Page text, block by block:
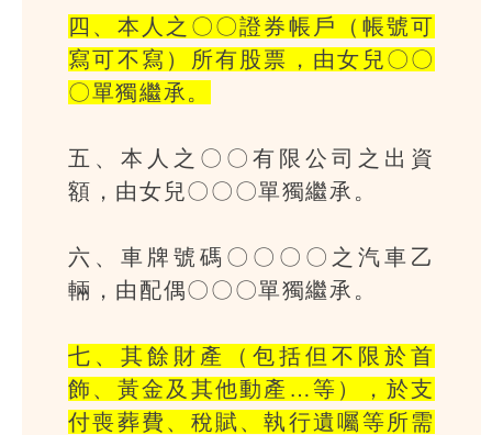
四、本人之〇〇證券帳戶（帳號可
寫可不寫）所有股票，由女兒〇〇
〇單獨繼承。
五、本人之〇〇有限公司之出資
額，由女兒〇〇〇單獨繼承。
六、車牌號碼〇〇〇〇之汽車乙
輛，由配偶〇〇〇單獨繼承。
七、其餘財產（包括但不限於首
飾、黃金及其他動產…等），於支
付喪葬費、稅賦、執行遺囑等所需